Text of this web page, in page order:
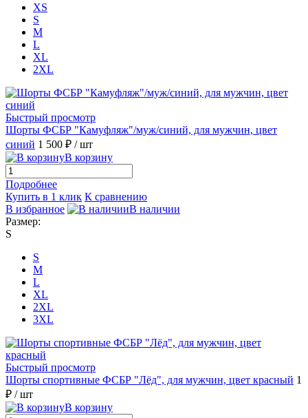
XS
S
M
L
XL
2XL
Быстрый просмотр
Шорты ФСБР "Камуфляж"/муж/синий, для мужчин, цвет
синий 1 500 ₽ / шт
В корзину
Подробнее
Купить в 1 клик К сравнению
В избранное
В наличии
Размер:
S
S
M
L
XL
2XL
3XL
Быстрый просмотр
Шорты спортивные ФСБР "Лёд", для мужчин, цвет красный 1
₽ / шт
В корзину